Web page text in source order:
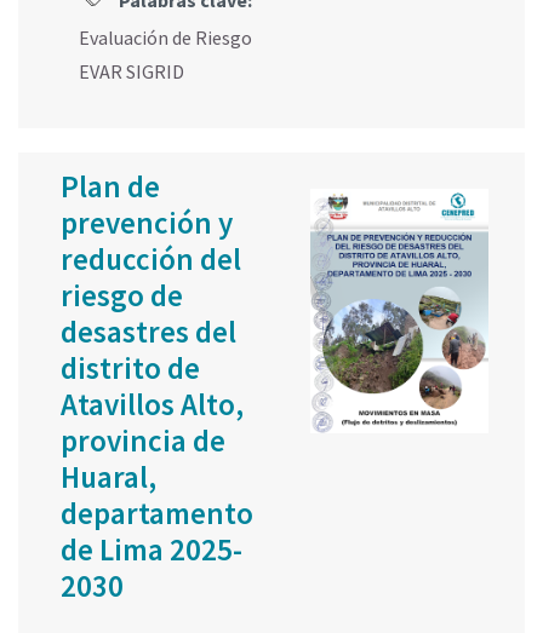
Evaluación de Riesgo
EVAR SIGRID
Plan de
prevención y
reducción del
riesgo de
desastres del
distrito de
Atavillos Alto,
provincia de
Huaral,
departamento
de Lima 2025-
2030